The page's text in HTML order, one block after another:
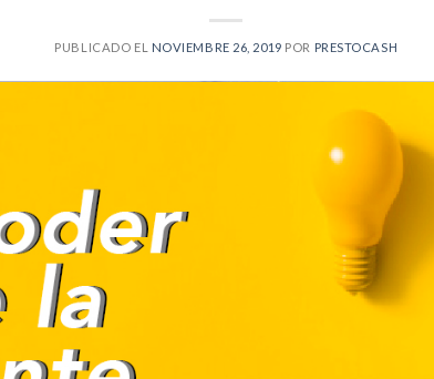
PUBLICADO EL NOVIEMBRE 26, 2019 POR PRESTOCASH